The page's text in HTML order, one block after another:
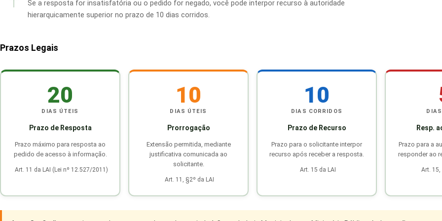
Se a resposta for insatisfatória ou o pedido for negado, você pode interpor recurso à autoridade
hierarquicamente superior no prazo de 10 dias corridos.
Prazos Legais
20
DIAS ÚTEIS
Prazo de Resposta
Prazo máximo para resposta ao
pedido de acesso à informação.
Art. 11 da LAI (Lei nº 12.527/2011)
10
DIAS ÚTEIS
Prorrogação
Extensão permitida, mediante
justificativa comunicada ao
solicitante.
Art. 11, §2º da LAI
10
DIAS CORRIDOS
Prazo de Recurso
Prazo para o solicitante interpor
recurso após receber a resposta.
Art. 15 da LAI
Resp.
Prazo para a
responder ao
Art. 15,